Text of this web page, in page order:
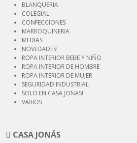
BLANQUERIA
COLEGIAL
CONFECCIONES
MARROQUINERIA
MEDIAS
NOVEDADES!
ROPA INTERIOR BEBE Y NIÑO
ROPA INTERIOR DE HOMBRE
ROPA INTERIOR DE MUJER
SEGURIDAD INDUSTRIAL
SOLO EN CASA JONAS!
VARIOS
CASA JONÁS